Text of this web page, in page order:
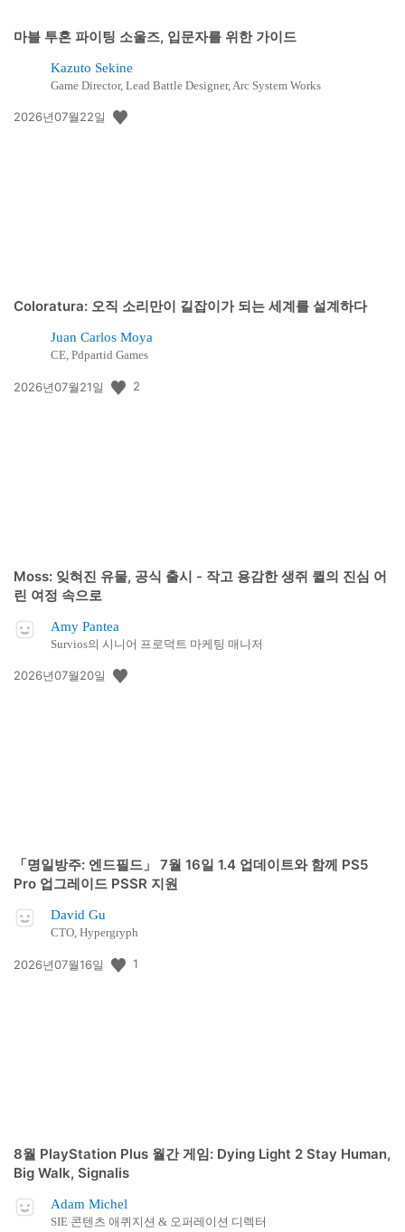
마블 투혼 파이팅 소울즈, 입문자를 위한 가이드
Kazuto Sekine
Game Director, Lead Battle Designer, Arc System Works
공
2026년07월22일
Coloratura: 오직 소리만이 길잡이가 되는 세계를 설계하다
Juan Carlos Moya
CE, Pdpartid Games
공
2026년07월21일 2
Moss: 잊혀진 유물, 공식 출시 - 작고 용감한 생쥐 퀼의 진심 어
린 여정 속으로
Amy Pantea
Survios의 시니어 프로덕트 마케팅 매니저
공
2026년07월20일
「명일방주: 엔드필드」 7월 16일 1.4 업데이트와 함께 PS5
Pro 업그레이드 PSSR 지원
David Gu
CTO, Hypergryph
공
2026년07월16일 1
8월 PlayStation Plus 월간 게임: Dying Light 2 Stay Human,
Big Walk, Signalis
Adam Michel
SIE 콘텐츠 애퀴지션 & 오퍼레이션 디렉터